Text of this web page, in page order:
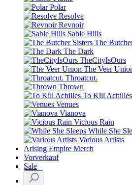
Polar
Resolve
Revnoir
Sable Hills
The
The Dark
TheCityIsOurs
The Veer
Throatcut.
Thrown
To Kill Achilles
Venues
Vianova
Vicious Rain
While She
Various Artists
Arising Empire Merch
Vorverkauf
Sale